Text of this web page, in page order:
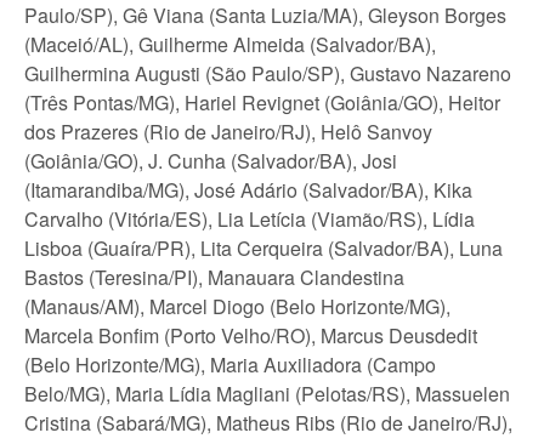
Paulo/SP), Gê Viana (Santa Luzia/MA), Gleyson Borges
(Maceió/AL), Guilherme Almeida (Salvador/BA),
Guilhermina Augusti (São Paulo/SP), Gustavo Nazareno
(Três Pontas/MG), Hariel Revignet (Goiânia/GO), Heitor
dos Prazeres (Rio de Janeiro/RJ), Helô Sanvoy
(Goiânia/GO), J. Cunha (Salvador/BA), Josi
(Itamarandiba/MG), José Adário (Salvador/BA), Kika
Carvalho (Vitória/ES), Lia Letícia (Viamão/RS), Lídia
Lisboa (Guaíra/PR), Lita Cerqueira (Salvador/BA), Luna
Bastos (Teresina/PI), Manauara Clandestina
(Manaus/AM), Marcel Diogo (Belo Horizonte/MG),
Marcela Bonfim (Porto Velho/RO), Marcus Deusdedit
(Belo Horizonte/MG), Maria Auxiliadora (Campo
Belo/MG), Maria Lídia Magliani (Pelotas/RS), Massuelen
Cristina (Sabará/MG), Matheus Ribs (Rio de Janeiro/RJ),